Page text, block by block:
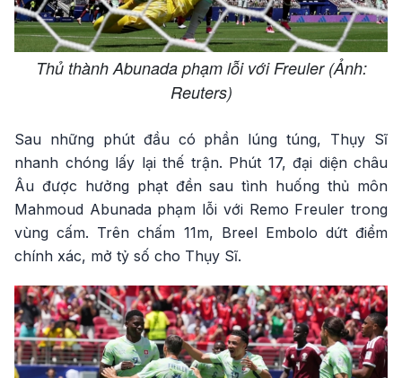
Thủ thành Abunada phạm lỗi với Freuler (Ảnh:
Reuters)
Sau những phút đầu có phần lúng túng, Thụy Sĩ
nhanh chóng lấy lại thế trận. Phút 17, đại diện châu
Âu được hưởng phạt đền sau tình huống thủ môn
Mahmoud Abunada phạm lỗi với Remo Freuler trong
vùng cấm. Trên chấm 11m, Breel Embolo dứt điểm
chính xác, mở tỷ số cho Thụy Sĩ.